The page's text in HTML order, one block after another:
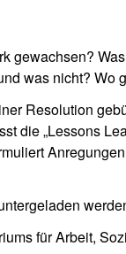
gewachsen?
was nicht? Wo
Resolution
die „Lessons
für Arbeit,